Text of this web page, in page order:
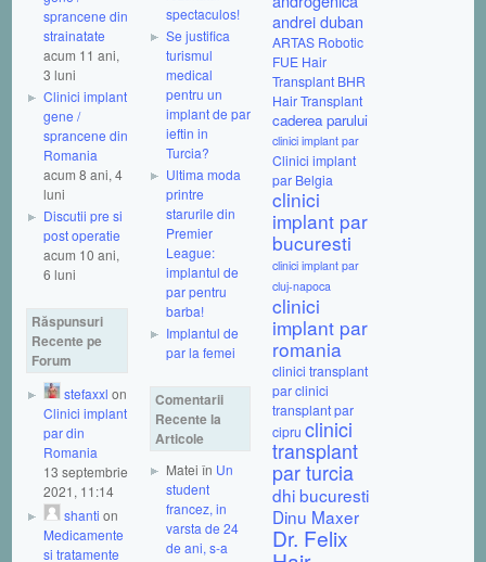
sprancene din
strainatate
acum 11 ani,
3 luni
Clinici implant
gene /
sprancene din
Romania
acum 8 ani, 4
luni
Discutii pre si
post operatie
acum 10 ani,
6 luni
Răspunsuri
Recente pe
Forum
stefaxxl on
Clinici implant
par din
Romania
13 septembrie
2021, 11:14
shanti on
Medicamente
si tratamente
spectaculos!
Se justifica
turismul
medical
pentru un
implant de par
ieftin in
Turcia?
Ultima moda
printre
starurile din
Premier
League:
implantul de
par pentru
barba!
Implantul de
par la femei
Comentarii
Recente la
Articole
Matei în Un
student
francez, in
varsta de 24
de ani, s-a
andrei duban
ARTAS Robotic
FUE Hair
Transplant BHR
Hair Transplant
caderea parului
clinici implant par
Clinici implant
par Belgia
clinici
implant par
bucuresti
clinici implant par
cluj-napoca
clinici
implant par
romania
clinici transplant
parclinici
transplant par
cipru clinici
transplant
par turcia
dhi bucuresti
Dinu Maxer
Dr. Felix